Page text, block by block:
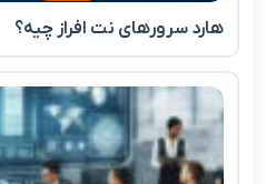
هارد سرورهای نت افراز چیه؟